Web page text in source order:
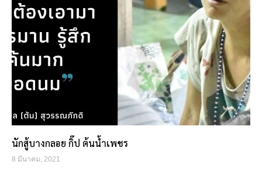
นักสู้บางกลอย กิ๊ป ต้นน้ำเพชร
8 มีนาคม, 2021